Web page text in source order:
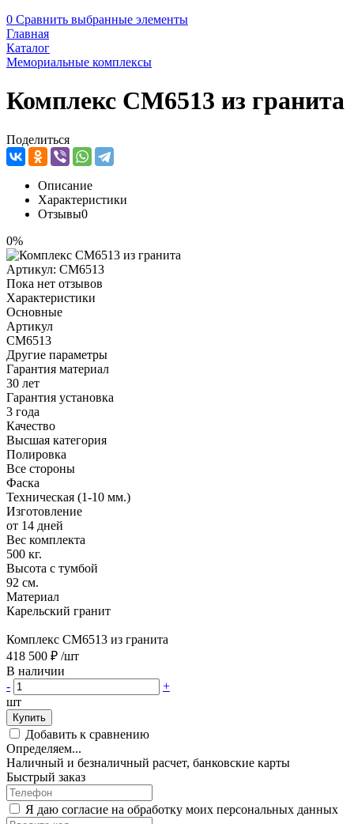
0 Сравнить выбранные элементы
Главная
Каталог
Мемориальные комплексы
Комплекс CM6513 из гранита
Поделиться
Описание
Характеристики
Отзывы0
0%
Артикул: CM6513
Пока нет отзывов
Характеристики
Основные
Артикул
CM6513
Другие параметры
Гарантия материал
30 лет
Гарантия установка
3 года
Качество
Высшая категория
Полировка
Все стороны
Фаска
Техническая (1-10 мм.)
Изготовление
от 14 дней
Вес комплекта
500 кг.
Высота с тумбой
92 см.
Материал
Карельский гранит
Комплекс CM6513 из гранита
418 500 ₽ /шт
В наличии
-
+
шт
Купить
Добавить к сравнению
Определяем...
Наличный и безналичный расчет, банковские карты
Быстрый заказ
Я даю согласие на обработку моих персональных данных